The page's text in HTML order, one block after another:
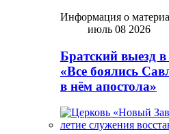
Информация о
июль 08 2026
Братский выезд
«Все боялись
в нём апостола»